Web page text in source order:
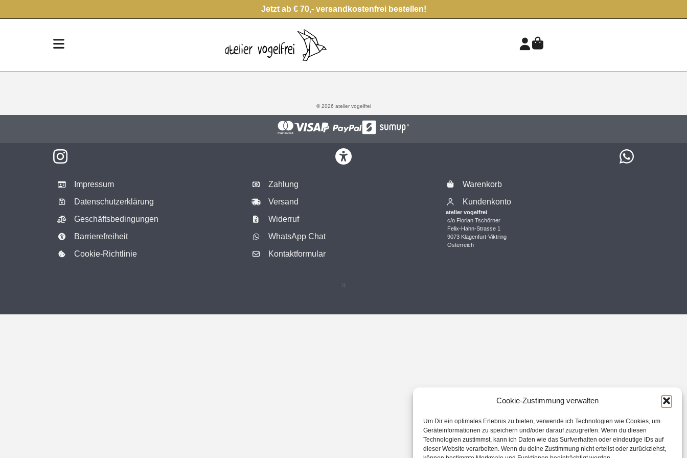
Cookie-Zustimmung verwalten
Um Dir ein optimales Erlebnis zu bieten, verwende ich Technologien wie Cookies, um
Geräteinformationen zu speichern und/oder darauf zuzugreifen. Wenn du diesen
Technologien zustimmst, kann ich Daten wie das Surfverhalten oder eindeutige IDs auf
dieser Website verarbeiten. Wenn du deine Zustimmung nicht erteilst oder zurückziehst,
Jetzt ab € 70,- versandkostenfrei bestellen!
© 2026 atelier vogelfrei
Impressum
Datenschutzerklärung
Geschäftsbedingungen
Barrierefreiheit
Cookie-Richtlinie
Zahlung
Versand
Widerruf
WhatsApp Chat
Kontaktformular
Warenkorb
Kundenkonto
atelier vogelfrei
c/o Florian Tschörner
Felix-Hahn-Strasse 1
9073 Klagenfurt-Viktring
Österreich